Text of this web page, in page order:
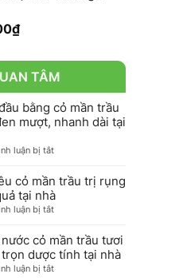
₫
TÂM
bằng cỏ mần trầu
mượt, nhanh dài tại
luận bị tắtở
gội
bằng
trầu
giúp
tóc
cỏ mần trầu trị rụng
tại nhà
luận bị tắtở
chiêu
cỏ
mần
cỏ mần trầu tươi
dược tính tại nhà
luận bị tắtở